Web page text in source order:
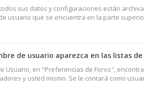
sus datos y configuraciones están
usuario que se encuentra en la parte
de usuario aparezca en las listas
Usuario, en "Preferencias de Foros",
y usted mismo. Se le contará como